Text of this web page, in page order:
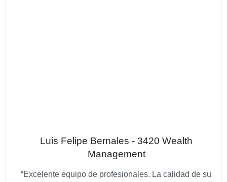
Luis Felipe Bernales - 3420 Wealth
Management
“Excelente equipo de profesionales. La calidad de su